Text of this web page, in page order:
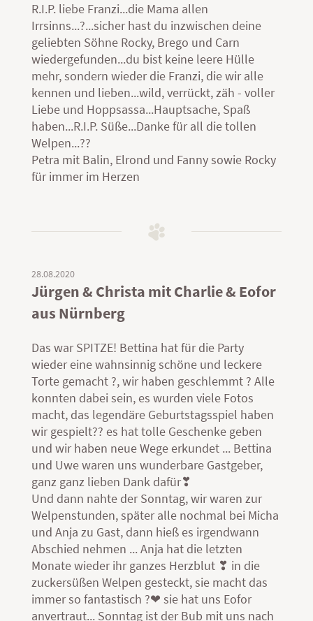
R.I.P. liebe Franzi...die Mama allen
Irrsinns...?...sicher hast du inzwischen deine
geliebten Söhne Rocky, Brego und Carn
wiedergefunden...du bist keine leere Hülle
mehr, sondern wieder die Franzi, die wir alle
kennen und lieben...wild, verrückt, zäh - voller
Liebe und Hoppsassa...Hauptsache, Spaß
haben...R.I.P. Süße...Danke für all die tollen
Welpen...??
Petra mit Balin, Elrond und Fanny sowie Rocky
für immer im Herzen
28.08.2020
Jürgen & Christa mit Charlie & Eofor
aus Nürnberg
Das war SPITZE! Bettina hat für die Party
wieder eine wahnsinnig schöne und leckere
Torte gemacht ?, wir haben geschlemmt ? Alle
konnten dabei sein, es wurden viele Fotos
macht, das legendäre Geburtstagsspiel haben
wir gespielt?? es hat tolle Geschenke geben
und wir haben neue Wege erkundet ... Bettina
und Uwe waren uns wunderbare Gastgeber,
ganz ganz lieben Dank dafür❣
Und dann nahte der Sonntag, wir waren zur
Welpenstunden, später alle nochmal bei Micha
und Anja zu Gast, dann hieß es irgendwann
Abschied nehmen ... Anja hat die letzten
Monate wieder ihr ganzes Herzblut ❣ in die
zuckersüßen Welpen gesteckt, sie macht das
immer so fantastisch ?❤ sie hat uns Eofor
anvertraut... Sonntag ist der Bub mit uns nach